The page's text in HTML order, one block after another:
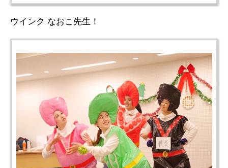
ウインク なおこ先生！